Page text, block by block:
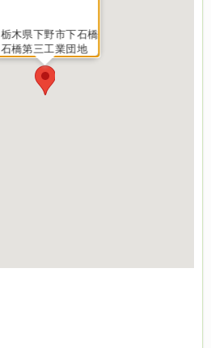
栃木県下野市下石橋
石橋第三工業団地